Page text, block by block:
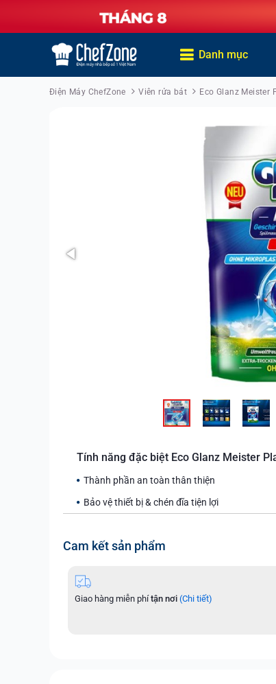
Danh mục
Điện Máy ChefZone Viên rửa bát Eco Glanz Meister
Tính năng đặc biệt Eco Glanz Meister
Thành phần an toàn thân thiện
Bảo vệ thiết bị & chén đĩa tiện lợi
Cam kết sản phẩm
Giao hàng miễn phítận nơi (Chi tiết)